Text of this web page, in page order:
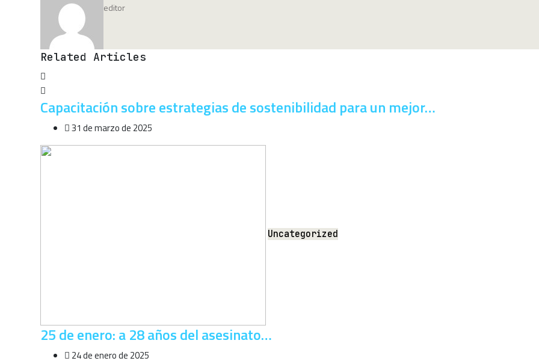
editor
Related Articles
Capacitación sobre estrategias de sostenibilidad para un mejor…
31 de marzo de 2025
Uncategorized
25 de enero: a 28 años del asesinato…
24 de enero de 2025